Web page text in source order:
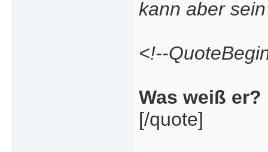
kann aber
<!--
Was weiß er?
[/quote]